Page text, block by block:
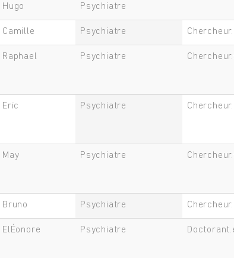
Hugo Psychiatre
Camille Psychiatre
Raphael Psychiatre
Eric Psychiatre
May Psychiatre
Bruno Psychiatre
ElÉonore Psychiatre